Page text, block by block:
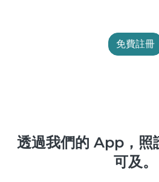
免費註冊
透過我們的 App，照
可及。